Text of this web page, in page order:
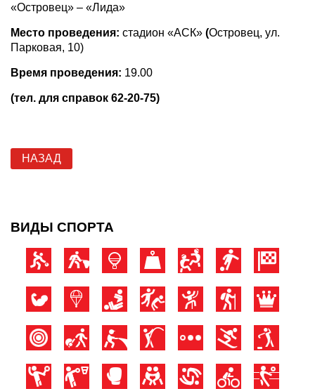
«Островец» – «Лида»
Место проведения: стадион «АСК» (Островец, ул.
Парковая, 10)
Время проведения: 19.00
(тел. для справок 62-20-75)
НАЗАД
ВИДЫ СПОРТА